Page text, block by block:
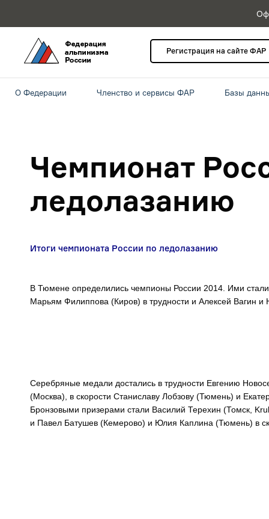
Регистрация на сайте ФАР
О Федерации Членство и сервисы ФАР Базы
Чемпионат
ледолазанию
Итоги чемпионата России по ледолазанию
В Тюмене определились чемпионы России 2014. Ими
Марьям Филиппова (Киров) в трудности и Алексей Вагин и
Серебряные медали достались в трудности Евгению
(Москва), в скорости Станиславу Лобзову (Тюмень) и
Бронзовыми призерами стали Василий Терехин (Томск,
и Павел Батушев (Кемерово) и Юлия Каплина (Тюмень) в